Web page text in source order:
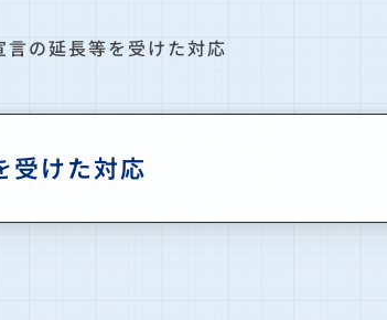
言の延長等を受けた対応
受けた対応